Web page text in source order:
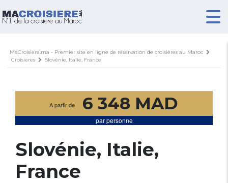
MaCroisiere.ma - Premier site en ligne de réservation de croisières au Maroc
Croisieres
Slovénie, Italie, France
A partir de 6 348 MAD
par personne
Slovénie, Italie,
France